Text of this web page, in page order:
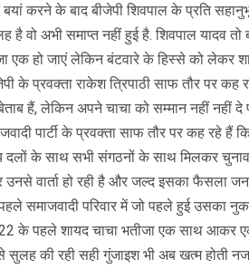
करने के बाद बीजेपी शिवपाल के प्रति
है वो अभी समाप्त नहीं हुई है. शिवपाल यादव
एक हो जाएं लेकिन बंटवारे के हिस्से को लेकर
के प्रवक्ता राकेश त्रिपाठी साफ तौर पर
हैं, लेकिन अपने चाचा को सम्मान नहीं नहीं दे
पार्टी के प्रवक्ता साफ तौर पर कह रहे हैं
दलों के साथ सभी संगठनों के साथ मिलकर
उनसे वार्ता हो रही है और जल्द इसका फैसला
समाजवादी परिवार में जो पहले हुई उसका
के पहले शायद चाचा भतीजा एक साथ
की रही सही गुंजाइश भी अब खत्म होती